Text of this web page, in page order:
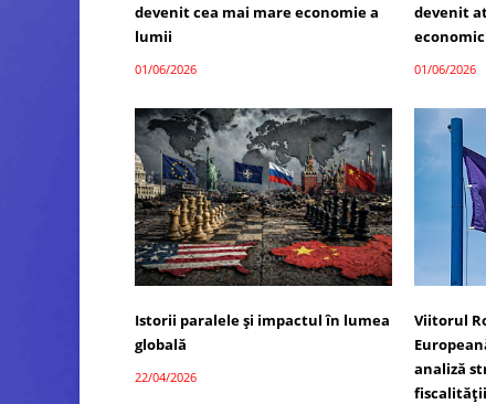
devenit cea mai mare economie a
lumii
01/06/2026
devenit
economic
01/06/2026
Istorii paralele și impactul în lumea
globală
22/04/2026
Viitorul
analiză